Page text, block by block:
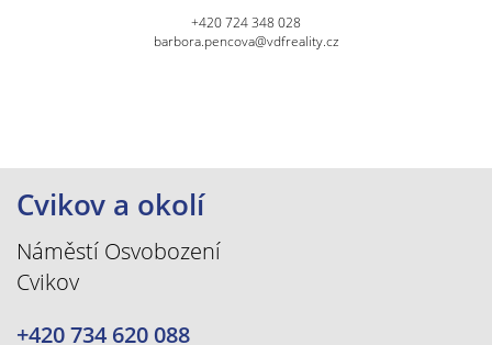
+420 724 348 028
barbora.pencova@vdfreality.cz
Cvikov a okolí
Náměstí Osvobození
Cvikov
+420 734 620 088